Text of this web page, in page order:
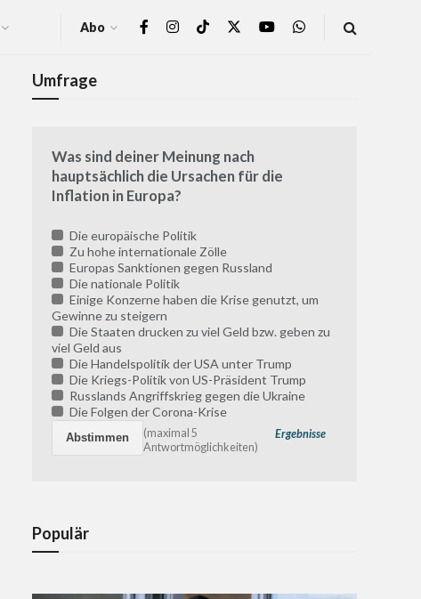
Abo
Umfrage
Was sind deiner Meinung nach
hauptsächlich die Ursachen für die
Inflation in Europa?
Die europäische Politik
Zu hohe internationale Zölle
Europas Sanktionen gegen Russland
Die nationale Politik
Einige Konzerne haben die Krise genutzt, um
Gewinne zu steigern
Die Staaten drucken zu viel Geld bzw. geben zu
viel Geld aus
Die Handelspolitik der USA unter Trump
Die Kriegs-Politik von US-Präsident Trump
Russlands Angriffskrieg gegen die Ukraine
Die Folgen der Corona-Krise
Ergebnisse
(maximal 5
Antwortmöglichkeiten)
Populär